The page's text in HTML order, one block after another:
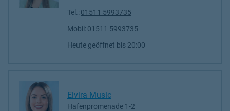
Tel.: 01511 5993735
Mobil: 01511 5993735
Heute geöffnet bis 20:00
Elvira Music
Hafenpromenade 1-2